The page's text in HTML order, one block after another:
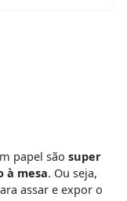
papel são super
à mesa. Ou seja,
assar e expor o